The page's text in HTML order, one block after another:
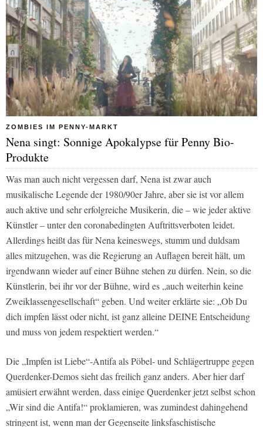
ZOMBIES IM PENNY-MARKT
Nena singt: Sonnige Apokalypse für Penny Bio-
Produkte
Was man auch nicht vergessen darf, Nena ist zwar auch
musikalische Legende der 1980/90er Jahre, aber sie ist vor allem
auch aktive und sehr erfolgreiche Musikerin, die – wie jeder aktive
Künstler – unter den coronabedingten Auftrittsverboten leidet.
Allerdings heißt das für Nena keineswegs, stumm und duldsam
alles mitzugehen, was die Regierung an Auflagen bereit hält, um
irgendwann wieder auf einer Bühne stehen zu dürfen. Nein, so die
Künstlerin, bei ihr vor der Bühne, wird es „auch weiterhin keine
Zweiklassengesellschaft“ geben. Und weiter erklärte sie: „Ob Du
dich impfen lässt oder nicht, ist ganz alleine DEINE Entscheidung
und muss von jedem respektiert werden.“
Die „Impfen ist Liebe“-Antifa als Pöbel- und Schlägertruppe gegen
Querdenker-Demos sieht das freilich ganz anders. Aber hier darf
amüsiert erwähnt werden, dass einige Querdenker jetzt selbst schon
„Wir sind die Antifa!“ proklamieren, was zumindest dahingehend
stringent ist, wenn man der Gegenseite linksfaschistische